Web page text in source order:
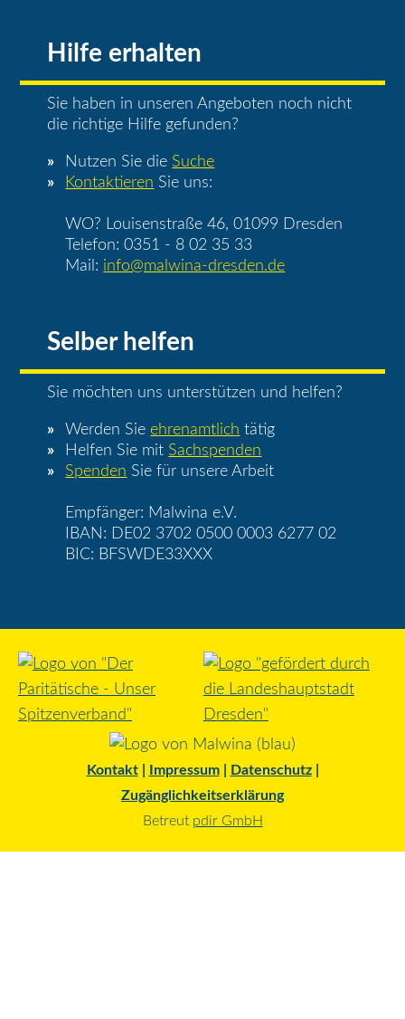
Hilfe erhalten
Sie haben in unseren Angeboten noch nicht
die richtige Hilfe gefunden?
Nutzen Sie die Suche
Kontaktieren Sie uns:
WO? Louisenstraße 46, 01099 Dresden
Telefon: 0351 - 8 02 35 33
Mail: info@malwina-dresden.de
Selber helfen
Sie möchten uns unterstützen und helfen?
Werden Sie ehrenamtlich tätig
Helfen Sie mit Sachspenden
Spenden Sie für unsere Arbeit
Empfänger: Malwina e.V.
IBAN: DE02 3702 0500 0003 6277 02
BIC: BFSWDE33XXX
Kontakt| Impressum| Datenschutz|
Zugänglichkeitserklärung
Betreut pdir GmbH